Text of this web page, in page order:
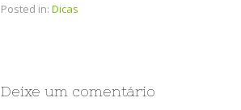
Posted in: Dicas
Deixe um comentário